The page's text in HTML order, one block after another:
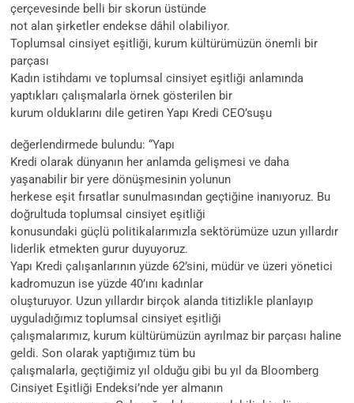
çerçevesinde belli bir skorun üstünde
not alan şirketler endekse dâhil olabiliyor.
Toplumsal cinsiyet eşitliği, kurum kültürümüzün önemli bir
parçası
Kadın istihdamı ve toplumsal cinsiyet eşitliği anlamında
yaptıkları çalışmalarla örnek gösterilen bir
kurum olduklarını dile getiren Yapı Kredi CEO’suşu
değerlendirmede bulundu: “Yapı
Kredi olarak dünyanın her anlamda gelişmesi ve daha
yaşanabilir bir yere dönüşmesinin yolunun
herkese eşit fırsatlar sunulmasından geçtiğine inanıyoruz. Bu
doğrultuda toplumsal cinsiyet eşitliği
konusundaki güçlü politikalarımızla sektörümüze uzun yıllardır
liderlik etmekten gurur duyuyoruz.
Yapı Kredi çalışanlarının yüzde 62’sini, müdür ve üzeri yönetici
kadromuzun ise yüzde 40’ını kadınlar
oluşturuyor. Uzun yıllardır birçok alanda titizlikle planlayıp
uyguladığımız toplumsal cinsiyet eşitliği
çalışmalarımız, kurum kültürümüzün ayrılmaz bir parçası haline
geldi. Son olarak yaptığımız tüm bu
çalışmalarla, geçtiğimiz yıl olduğu gibi bu yıl da Bloomberg
Cinsiyet Eşitliği Endeksi’nde yer almanın